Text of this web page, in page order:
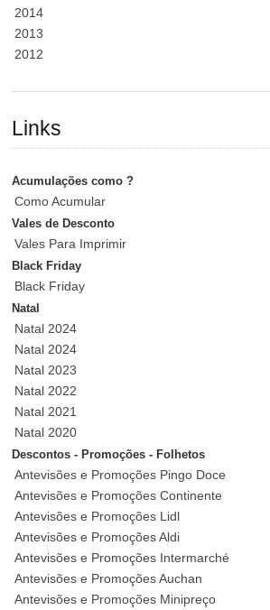
2014
2013
2012
Links
Acumulações como ?
Como Acumular
Vales de Desconto
Vales Para Imprimir
Black Friday
Black Friday
Natal
Natal 2024
Natal 2024
Natal 2023
Natal 2022
Natal 2021
Natal 2020
Descontos - Promoções - Folhetos
Antevisões e Promoções Pingo Doce
Antevisões e Promoções Continente
Antevisões e Promoções Lidl
Antevisões e Promoções Aldi
Antevisões e Promoções Intermarché
Antevisões e Promoções Auchan
Antevisões e Promoções Minipreço